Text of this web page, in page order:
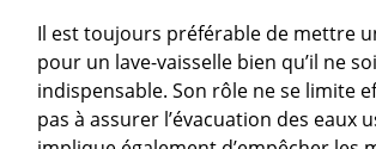
Il est toujours préférable de mettre
pour un lave-vaisselle bien qu’il ne
indispensable. Son rôle ne se limite
pas à assurer l’évacuation des eaux